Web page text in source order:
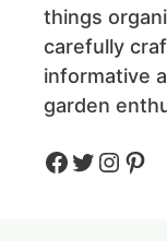
things
carefully
informative
garden
Facebook
Twitter